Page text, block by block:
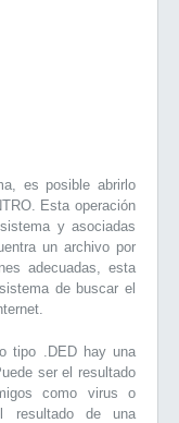
es posible abrirlo
Esta operación
y asociadas
un archivo por
adecuadas, esta
de buscar el
tipo .DED hay una
ser el resultado
como virus o
resultado de una